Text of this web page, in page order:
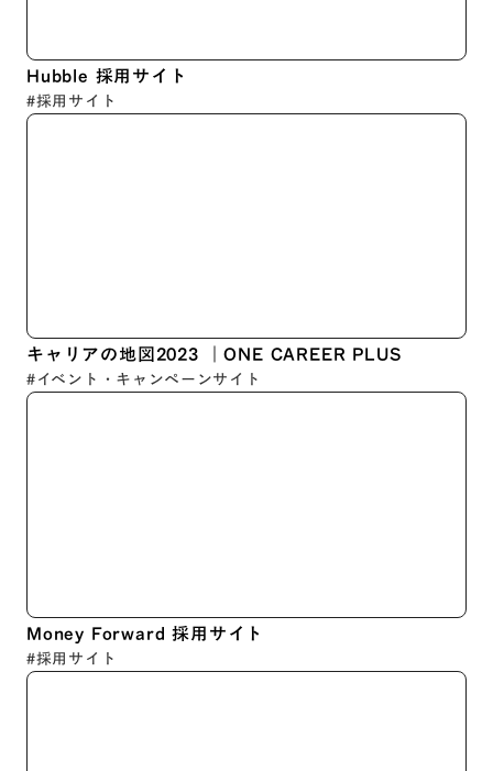
Hubble 採用サイト
#採用サイト
キャリアの地図2023 ｜ONE CAREER PLUS
#イベント・キャンペーンサイト
Money Forward 採用サイト
#採用サイト